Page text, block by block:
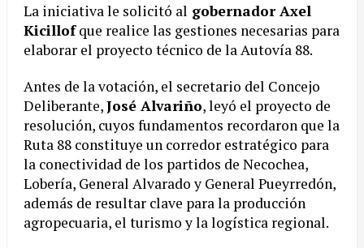
La iniciativa le solicitó al gobernador Axel
Kicillofque realice las gestiones necesarias para
elaborar el proyecto técnico de la Autovía 88.
Antes de la votación, el secretario del Concejo
Deliberante,José Alvariño, leyó el proyecto de
resolución, cuyos fundamentos recordaron que la
Ruta 88 constituye un corredor estratégico para
la conectividad de los partidos de Necochea,
Lobería, General Alvarado y General Pueyrredón,
además de resultar clave para la producción
agropecuaria, el turismo y la logística regional.